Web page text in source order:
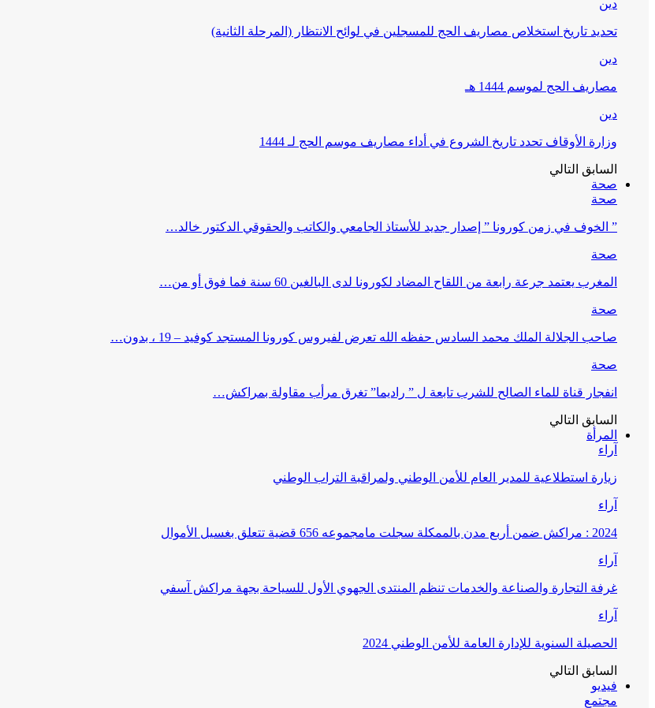
دين
تحديد تاريخ استخلاص مصاريف الحج للمسجلين في لوائح الانتظار (المرحلة الثانية)
دين
مصاريف الحج لموسم 1444 هـ
دين
وزارة الأوقاف تحدد تاريخ الشروع في أداء مصاريف موسم الحج لـ 1444
السابق التالي
صحة
صحة
” الخوف في زمن كورونا ” إصدار جديد للأستاذ الجامعي والكاتب والحقوقي الدكتور خالد…
صحة
المغرب يعتمد جرعة رابعة من اللقاح المضاد لكورونا لدى البالغين 60 سنة فما فوق أو من…
صحة
صاحب الجلالة الملك محمد السادس حفظه الله تعرض لفيروس كورونا المستجد كوفيد – 19 ، بدون…
صحة
انفجار قناة للماء الصالح للشرب تابعة ل ” راديما” تغرق مرأب مقاولة بمراكش…
السابق التالي
المرأة
آراء
زيارة استطلاعية للمدير العام للأمن الوطني ولمراقبة التراب الوطني
آراء
2024 : مراكش ضمن أربع مدن بالممكلة سجلت مامجموعه 656 قضية تتعلق بغسيل الأموال
آراء
غرفة التجارة والصناعة والخدمات تنظم المنتدى الجهوي الأول للسياحة بجهة مراكش آسفي
آراء
الحصيلة السنوية للإدارة العامة للأمن الوطني 2024
السابق التالي
فيديو
مجتمع